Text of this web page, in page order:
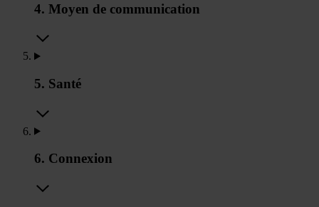
4. Moyen de communication
5. Santé
6. Connexion